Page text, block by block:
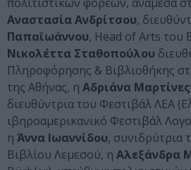
Αναστασία Ανδρίτσου,
Παπαϊωάννου, Head of Arts του
Νικολέττα Σταθοπούλου
Πληροφόρησης & Bιβλιοθήκης
της Αθήνας, η Αδριάνα Μαρτίνες
διευθύντρια του Φεστιβάλ ΛΕΑ
ιβηροαμερικανικό Φεστιβάλ
η Άννα Ιωαννίδου, συνιδρύτρια
Βιβλίου Λεμεσού, η Αλεξάνδρα